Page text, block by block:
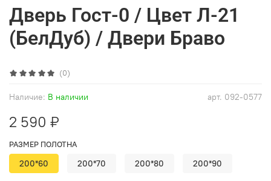
(0)
арт. 092-0577
Наличие: В наличии
Дверь Гост-0 / Цвет Л-21
(БелДуб) / Двери Браво
2 590 ₽
РАЗМЕР ПОЛОТНА
200*60 200*70 200*80 200*90